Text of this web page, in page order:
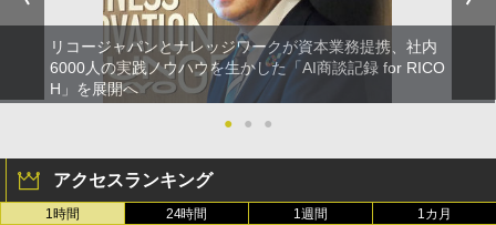
リコージャパンとナレッジワークが資本業務提携、社内
6000人の実践ノウハウを生かした「AI商談記録 for RICO
H」を展開へ
●
● ●
アクセスランキング
1時間 24時間 1週間 1カ月